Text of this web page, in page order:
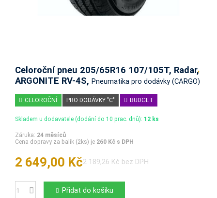
Celoroční pneu 205/65R16 107/105T, Radar,
ARGONITE RV-4S,Pneumatika pro dodávky (CARGO)
CELOROČNÍ PRO DODÁVKY "C" BUDGET
Skladem u dodavatele (dodání do 10 prac. dnů): 12 ks
Záruka: 24 měsíců
Cena dopravy za balík (2ks) je 260 Kč s DPH
2 649,00 Kč2 189,26 Kč bez DPH
Počet Přidat do košíku